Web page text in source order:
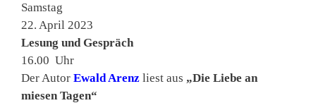
Samstag
22. April 2023
Lesung und Gespräch
16.00 Uhr
Der Autor Ewald Arenz liest aus „Die Liebe an
miesen Tagen“